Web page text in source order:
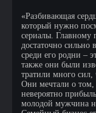
«Разбивающая
который нужно
сериалы. Главному
достаточно сильно
среди его родни –
также они были
тратили много
Они мечтали о том,
невероятно
молодой мужчина